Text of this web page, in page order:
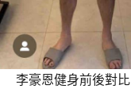
李豪恩健身前後對比